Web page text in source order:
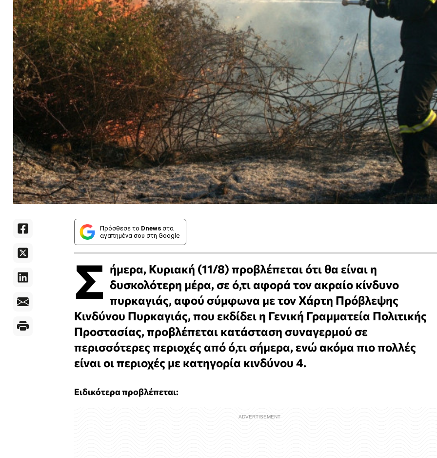
Πρόσθεσε το Dnews στα
αγαπημένα σου στη Google
Σ ήμερα, Κυριακή (11/8) προβλέπεται ότι θα είναι η
δυσκολότερη μέρα, σε ό,τι αφορά τον ακραίο κίνδυνο
πυρκαγιάς, αφού σύμφωνα με τον Χάρτη Πρόβλεψης
Κινδύνου Πυρκαγιάς, που εκδίδει η Γενική Γραμματεία Πολιτικής
Προστασίας, προβλέπεται κατάσταση συναγερμού σε
περισσότερες περιοχές από ό,τι σήμερα, ενώ ακόμα πιο πολλές
είναι οι περιοχές με κατηγορία κινδύνου 4.
Ειδικότερα προβλέπεται: